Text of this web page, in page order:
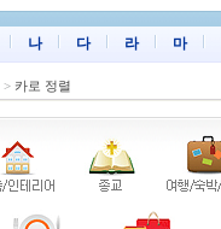
나 다 라 마
> 카로 정렬